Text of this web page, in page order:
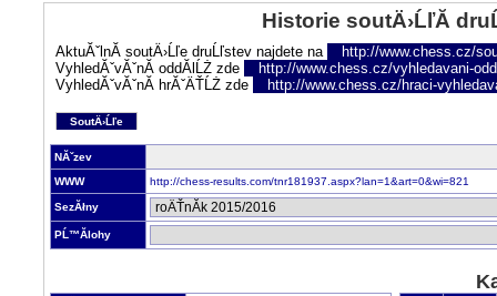
Historie soutÄ›ĹľĂ­
AktuĂˇlnĂ­ soutÄ›Ĺľe druĹľstev najdete na
http://www.chess.cz/
VyhledĂˇvĂˇnĂ­ oddĂ­lĹŻ zde
http://www.chess.cz/vyhledavani-
VyhledĂˇvĂˇnĂ­ hrĂˇÄŤĹŻ zde
http://www.chess.cz/hraci-
SoutÄ›Ĺľe
NĂˇzev
WWW
http://chess-results.com/tnr181937.aspx?lan=1&art=0&wi=821
SezĂłny
PĹ™Ă­lohy